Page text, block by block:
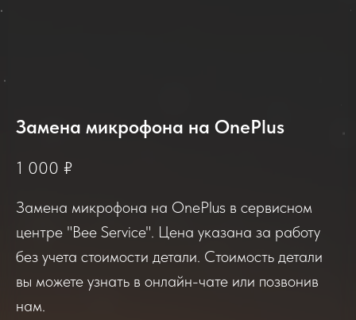
Замена микрофона на OnePlus
1 000 ₽
Замена микрофона на OnePlus в сервисном
центре "Bee Service". Цена указана за работу
без учета стоимости детали. Стоимость детали
вы можете узнать в онлайн-чате или позвонив
нам.
Если вы обращались в наш сервисный центр,
просим вас поделиться своим отзывом. Нам
качестве нашей работы!
Отзывы о нашем сервисе
2025-2026